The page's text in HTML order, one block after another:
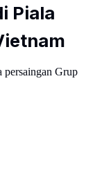
Piala
persaingan Grup